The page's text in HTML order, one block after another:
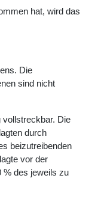
hat, wird das
Die
sind nicht
vollstreckbar. Die
durch
beizutreibenden
vor der
% des jeweils zu